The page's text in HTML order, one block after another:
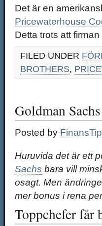
Det är en
Pricewaterhouse
Detta trots att
FILED UNDER
BROTHERS,
Goldman
Posted by
Huruvida det är ett
Sachs bara vill
osagt. Men
mer bonus i rena
Toppchefer får